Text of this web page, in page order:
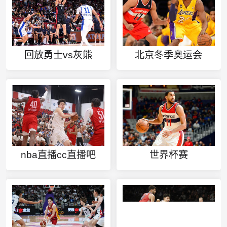
回放勇士vs灰熊 北京冬季奥运会
nba直播cc直播吧 世界杯赛